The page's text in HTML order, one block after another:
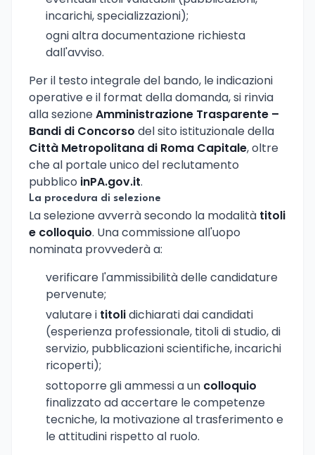
incarichi, specializzazioni);
ogni altra documentazione richiesta
dall'avviso.
Per il testo integrale del bando, le indicazioni
operative e il format della domanda, si rinvia
alla sezioneAmministrazione Trasparente –
Bandi di Concorso del sito istituzionale della
Città Metropolitana di Roma Capitale, oltre
che al portale unico del reclutamento
pubblico inPA.gov.it.
La procedura di selezione
La selezione avverrà secondo la modalità titoli
e colloquio. Una commissione all'uopo
nominata provvederà a:
verificare l'ammissibilità delle candidature
pervenute;
valutare i titolidichiarati dai candidati
(esperienza professionale, titoli di studio, di
servizio, pubblicazioni scientifiche, incarichi
ricoperti);
sottoporre gli ammessi a un colloquio
finalizzato ad accertare le competenze
tecniche, la motivazione al trasferimento e
le attitudini rispetto al ruolo.